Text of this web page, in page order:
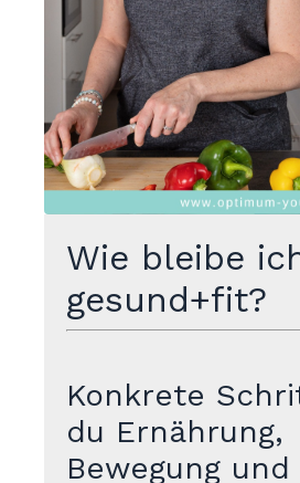
Wie bleibe
gesund+fit?
Konkrete
du Ernährung,
Bewegung und